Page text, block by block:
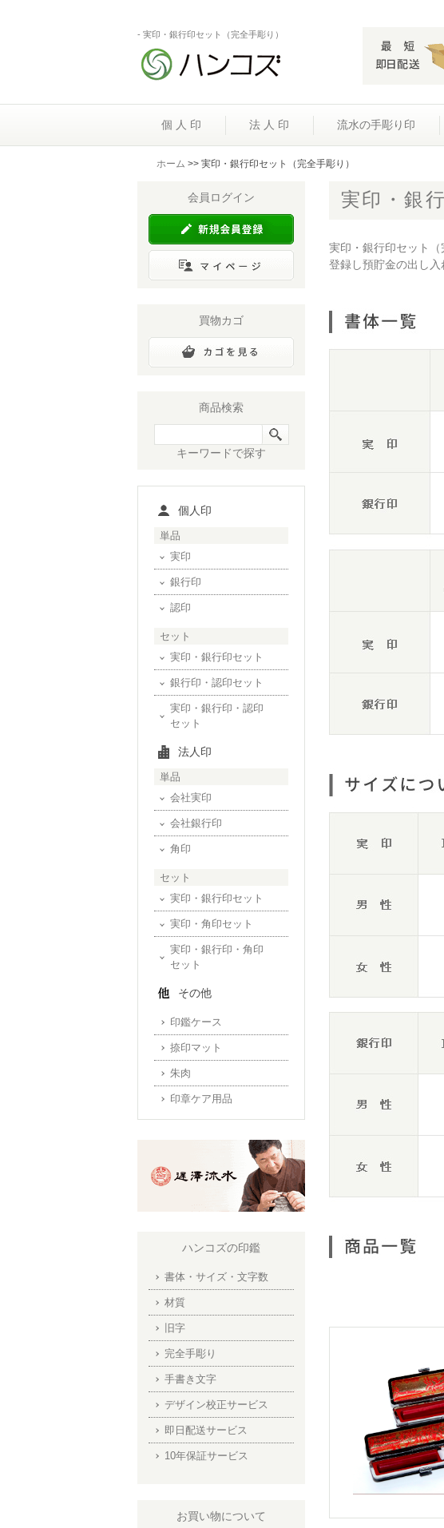
- 実印・銀行印セット（完全手彫り）
個 人 印 法 人 印 流水の手彫り印
ホーム >> 実印・銀行印セット（完全手彫り）
実印・銀
実印・銀行印セット
登録し預貯金の出し入
会員ログイン
買物カゴ
商品検索
キーワードで探す
個人印
単品
実印
銀行印
認印
セット
実印・銀行印セット
銀行印・認印セット
実印・銀行印・認印
セット
法人印
単品
会社実印
会社銀行印
角印
セット
実印・銀行印セット
実印・角印セット
実印・銀行印・角印
セット
その他
印鑑ケース
捺印マット
朱肉
印章ケア用品
ハンコズの印鑑
書体・サイズ・文字数
材質
旧字
完全手彫り
手書き文字
デザイン校正サービス
即日配送サービス
10年保証サービス
お買い物について